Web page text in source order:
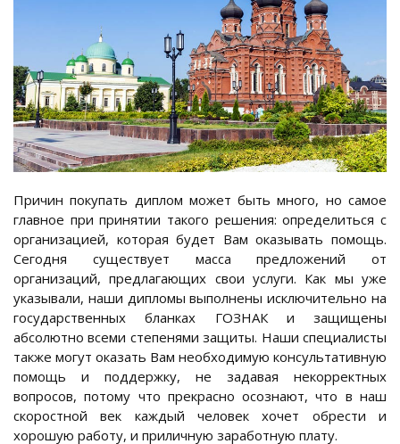
Причин покупать диплом может быть много, но самое
главное при принятии такого решения: определиться с
организацией, которая будет Вам оказывать помощь.
Сегодня существует масса предложений от
организаций, предлагающих свои услуги. Как мы уже
указывали, наши дипломы выполнены исключительно на
государственных бланках ГОЗНАК и защищены
абсолютно всеми степенями защиты. Наши специалисты
также могут оказать Вам необходимую консультативную
помощь и поддержку, не задавая некорректных
вопросов, потому что прекрасно осознают, что в наш
скоростной век каждый человек хочет обрести и
хорошую работу, и приличную заработную плату.